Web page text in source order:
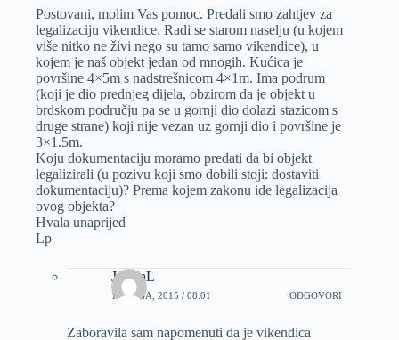
Postovani, molim Vas pomoc. Predali smo zahtjev za
legalizaciju vikendice. Radi se starom naselju (u kojem
više nitko ne živi nego su tamo samo vikendice), u
kojem je naš objekt jedan od mnogih. Kućica je
površine 4×5m s nadstrešnicom 4×1m. Ima podrum
(koji je dio prednjeg dijela, obzirom da je objekt u
brdskom području pa se u gornji dio dolazi stazicom s
druge strane) koji nije vezan uz gornji dio i površine je
3×1.5m.
Koju dokumentaciju moramo predati da bi objekt
legalizirali (u pozivu koji smo dobili stoji: dostaviti
dokumentaciju)? Prema kojem zakonu ide legalizacija
ovog objekta?
Hvala unaprijed
Lp
JosipaL
1 LIPNJA, 2015 / 08:01 ODGOVORI
Zaboravila sam napomenuti da je vikendica